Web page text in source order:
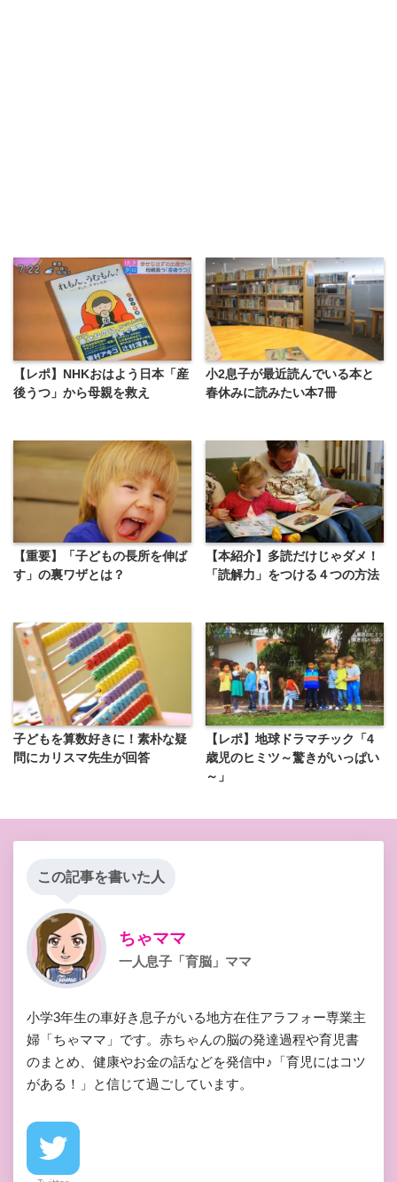
【レポ】NHKおはよう日本「産
後うつ」から母親を救え
小2息子が最近読んでいる本と
春休みに読みたい本7冊
【重要】「子どもの長所を伸ば
す」の裏ワザとは？
【本紹介】多読だけじゃダメ！
「読解力」をつける４つの方法
子どもを算数好きに！素朴な疑
問にカリスマ先生が回答
【レポ】地球ドラマチック「4
歳児のヒミツ～驚きがいっぱい
～」
この記事を書いた人
ちゃママ
一人息子「育脳」ママ
小学3年生の車好き息子がいる地方在住アラフォー専業主
婦「ちゃママ」です。赤ちゃんの脳の発達過程や育児書
のまとめ、健康やお金の話などを発信中♪「育児にはコツ
がある！」と信じて過ごしています。